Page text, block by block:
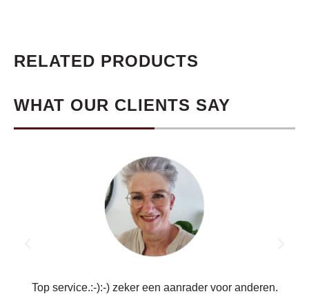
RELATED PRODUCTS
WHAT OUR CLIENTS SAY
anderen.
Super geholpen, erg klantvriendelijk, niets is